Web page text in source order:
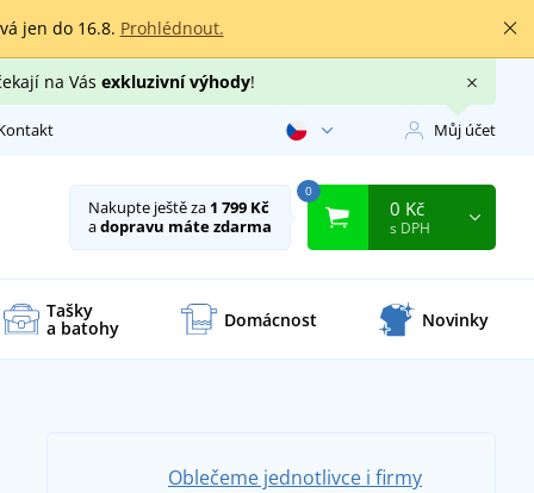
jen do 16.8. Prohlédnout.
na Vás exkluzivní výhody!
Můj účet
Nakupte ještě za 1 799 Kč
adopravu máte zdarma
0
0 Kč
s DPH
Tašky
a batohy Domácnost Novinky
Oblečeme jednotlivce i firmy